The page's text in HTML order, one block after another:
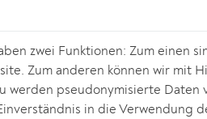
zwei Funktionen: Zum einen
Zum anderen können wir mit
werden pseudonymisierte Daten
in die Verwendung